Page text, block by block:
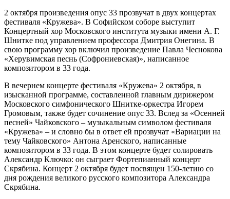
2 октября произведения опус 33 прозвучат в двух концертах
фестиваля «Кружева». В Софийском соборе выступит
Концертный хор Московского института музыки имени А. Г.
Шнитке под управлением профессора Дмитрия Онегина. В
свою программу хор включил произведение Павла Чеснокова
«Херувимская песнь (Софрониевская)», написанное
композитором в 33 года.
В вечернем концерте фестиваля «Кружева» 2 октября, в
изысканной программе, составленной главным дирижером
Московского симфонического Шнитке-оркестра Игорем
Громовым, также будет сочинение опус 33. Вслед за «Осенней
песней» Чайковского – музыкальным символом фестиваля
«Кружева» – и словно бы в ответ ей прозвучат «Вариации на
тему Чайковского» Антона Аренского, написанные
композитором в 33 года. В этом концерте будет солировать
Александр Ключко: он сыграет Фортепианный концерт
Скрябина. Концерт 2 октября будет посвящен 150-летию со
дня рождения великого русского композитора Александра
Скрябина.